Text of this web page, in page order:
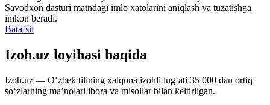
Savodxon dasturi matndagi imlo xatolarini aniqlash va tuzatishga
imkon beradi.
Batafsil
Izoh.uz loyihasi haqida
Izoh.uz — O‘zbek tilining xalqona izohli lug‘ati 35 000 dan ortiq
so‘zlarning ma’nolari ibora va misollar bilan keltirilgan.